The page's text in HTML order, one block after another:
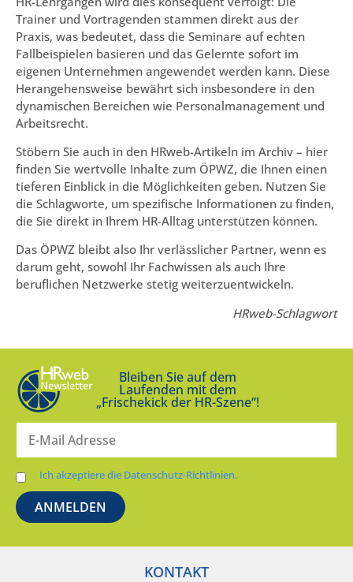
Trainer und Vortragenden stammen direkt aus der
Praxis, was bedeutet, dass die Seminare auf echten
Fallbeispielen basieren und das Gelernte sofort im
eigenen Unternehmen angewendet werden kann. Diese
Herangehensweise bewährt sich insbesondere in den
dynamischen Bereichen wie Personalmanagement und
Arbeitsrecht.
Stöbern Sie auch in den HRweb-Artikeln im Archiv – hier
finden Sie wertvolle Inhalte zum ÖPWZ, die Ihnen einen
tieferen Einblick in die Möglichkeiten geben. Nutzen Sie
die Schlagworte, um spezifische Informationen zu finden,
die Sie direkt in Ihrem HR-Alltag unterstützen können.
Das ÖPWZ bleibt also Ihr verlässlicher Partner, wenn es
darum geht, sowohl Ihr Fachwissen als auch Ihre
beruflichen Netzwerke stetig weiterzuentwickeln.
HRweb-Schlagwort
Bleiben Sie auf dem
Laufenden mit dem
„Frischekick der HR-Szene“!
Ich akzeptiere die Datenschutz-Richtlinien.
KONTAKT